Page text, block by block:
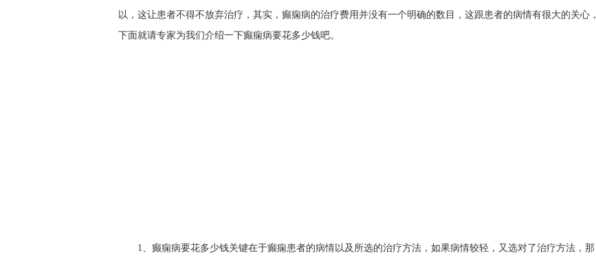
以，这让患者不得不放弃治疗，其实，癫痫病的治疗费用并没有一个明确的数目，这跟患者的病情有很大的关心，
下面就请专家为我们介绍一下癫痫病要花多少钱吧。
1、癫痫病要花多少钱关键在于癫痫患者的病情以及所选的治疗方法，如果病情较轻，又选对了治疗方法，那